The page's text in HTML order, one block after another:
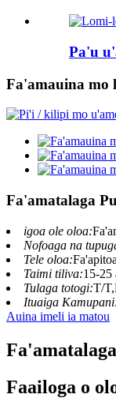
Pa'u
Fa'amauina mo
Fa'amatalaga
igoa ole oloa:
Nofoaga na
Tele oloa:Fa'apitoa
Taimi tiliva:15-25
Tulaga totogi:T/
Ituaiga
Auina imeli ia matou
Faailoga o